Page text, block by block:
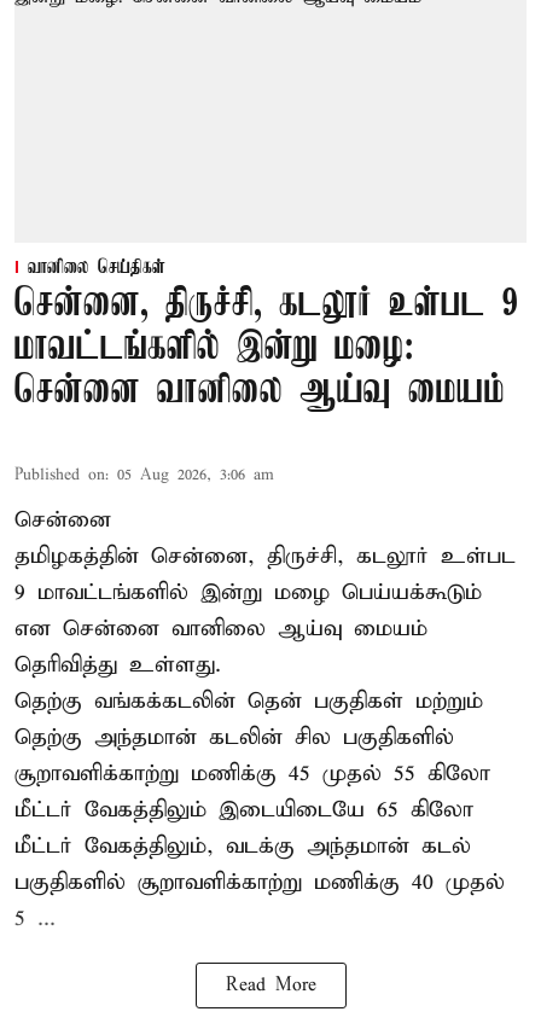
வானிலை செய்திகள்
சென்னை, திருச்சி, கடலூர் உள்பட 9
மாவட்டங்களில் இன்று மழை:
சென்னை வானிலை ஆய்வு மையம்
Published on: 05 Aug 2026, 3:06 am
சென்னை
தமிழகத்தின் சென்னை, திருச்சி, கடலூர் உள்பட
9 மாவட்டங்களில் இன்று மழை பெய்யக்கூடும்
என சென்னை வானிலை ஆய்வு மையம்
தெரிவித்து உள்ளது.
தெற்கு வங்கக்கடலின் தென் பகுதிகள் மற்றும்
தெற்கு அந்தமான் கடலின் சில பகுதிகளில்
சூறாவளிக்காற்று மணிக்கு 45 முதல் 55 கிலோ
மீட்டர் வேகத்திலும் இடையிடையே 65 கிலோ
மீட்டர் வேகத்திலும், வடக்கு அந்தமான் கடல்
பகுதிகளில் சூறாவளிக்காற்று மணிக்கு 40 முதல்
5 ...
Read More